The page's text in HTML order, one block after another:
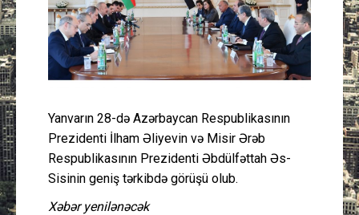
İdman
Layihə
Gündəm
Cəmiyyət
Yanvarın 28-də Azərbaycan Respublikasının
Prezidenti İlham Əliyevin və Misir Ərəb
Respublikasının Prezidenti Əbdülfəttah Əs-
Sisinin geniş tərkibdə görüşü olub.
Xəbər yenilənəcək